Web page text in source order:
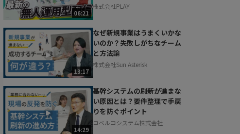
06:21
株式会社PLAY
13:17
なぜ新規事業はうまくいかな
いのか？失敗しがちなチーム
と方法論
株式会社Sun Asterisk
14:29
基幹システムの刷新が進まな
い原因とは？要件整理で手戻
りを防ぐポイント
コベルコシステム株式会社